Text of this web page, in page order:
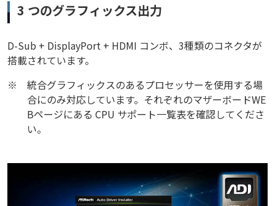
3 つのグラフィックス出力
D-Sub + DisplayPort + HDMI コンボ、3種類のコネクタが
搭載されています。
※
統合グラフィックスのあるプロセッサーを使用する場
合にのみ対応しています。それぞれのマザーボードWE
Bページにある CPU サポート一覧表を確認してくださ
い。